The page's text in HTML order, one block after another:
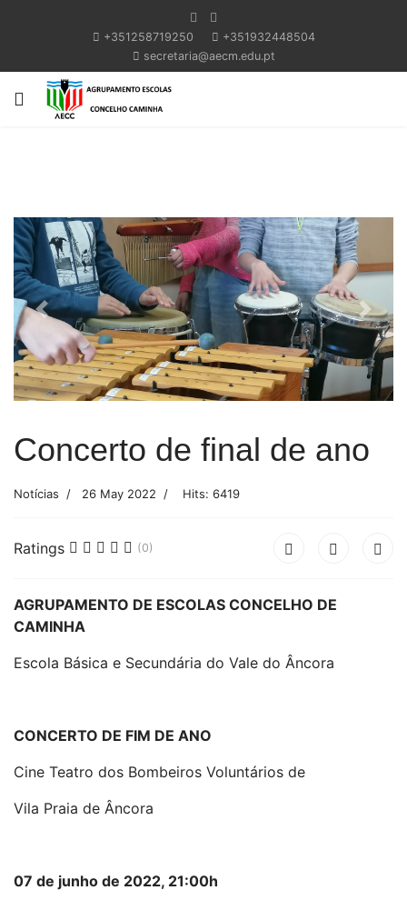
+351258719250
+351932448504
secretaria@aecm.edu.pt
Previous Next
Concerto de final de ano
Notícias 26 May 2022 Hits: 6419
Ratings (0)
AGRUPAMENTO DE ESCOLAS CONCELHO DE
CAMINHA
Escola Básica e Secundária do Vale do Âncora
CONCERTO DE FIM DE ANO
Cine Teatro dos Bombeiros Voluntários de
Vila Praia de Âncora
07 de junho de 2022, 21:00h